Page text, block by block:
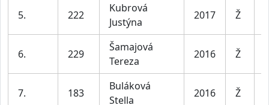
5. 222
Kubrová
Justýna
2017 Ž
6. 229
Šamajová
Tereza
2016 Ž
7. 183
Buláková
Stella
2016 Ž